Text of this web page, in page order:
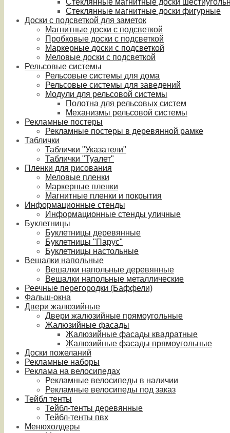
Стеклянные магнитные доски
Стеклянные магнитные доски фигурные
Доски с подсветкой для заметок
Магнитные доски с подсветкой
Пробковые доски с подсветкой
Маркерные доски с подсветкой
Меловые доски с подсветкой
Рельсовые системы
Рельсовые системы для дома
Рельсовые системы для заведений
Модули для рельсовой системы
Полотна для рельсовых систем
Механизмы рельсовой системы
Рекламные постеры
Рекламные постеры в деревянной рамке
Таблички
Таблички "Указатели"
Таблички "Туалет"
Пленки для рисования
Меловые пленки
Маркерные пленки
Магнитные пленки и покрытия
Информационные стенды
Информационные стенды уличные
Буклетницы
Буклетницы деревянные
Буклетницы "Парус"
Буклетницы настольные
Вешалки напольные
Вешалки напольные деревянные
Вешалки напольные металлические
Реечные перегородки (Баффели)
Фальш-окна
Двери жалюзийные
Двери жалюзийные прямоугольные
Жалюзийные фасады
Жалюзийные фасады квадратные
Жалюзийные фасады прямоугольные
Доски пожеланий
Рекламные наборы
Реклама на велосипедах
Рекламные велосипеды в наличии
Рекламные велосипеды под заказ
Тейбл тенты
Тейбл-тенты деревянные
Тейбл-тенты пвх
Менюхолдеры